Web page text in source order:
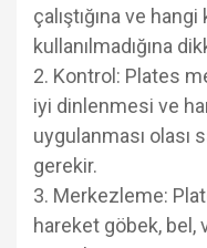
çalıştığına ve
kullanılmadığına
2. Kontrol: Plates
iyi dinlenmesi ve
uygulanması olası
gerekir.
3. Merkezleme:
hareket göbek, bel,